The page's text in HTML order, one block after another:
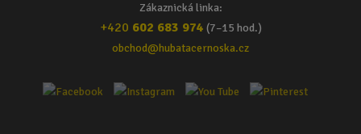
Zákaznická linka:
+420 602 683 974 (7–15 hod.)
obchod@hubatacernoska.cz